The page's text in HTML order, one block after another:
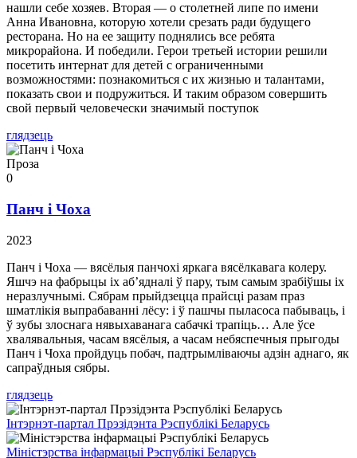
нашли себе хозяев. Вторая — о столетней липе по имени
Анна Ивановна, которую хотели срезать ради будущего
ресторана. Но на ее защиту поднялись все ребята
микрорайона. И победили. Герои третьей истории решили
посетить интернат для детей с ограниченными
возможностями: познакомиться с их жизнью и талантами,
показать свои и подружиться. И таким образом совершить
свой первый человечески значимый поступок
глядзець
Проза
0
Панч і Чоха
2023
Панч і Чоха — вясёлыя панчохі яркага вясёлкавага колеру.
Яшчэ на фабрыцы іх аб’ядналі ў пару, тым самым зрабіўшы іх
неразлучнымі. Сябрам прыйдзецца прайсці разам праз
шматлікія выпрабаванні лёсу: і ў пашчы пыласоса пабываць, і
ў зубы злоснага нявыхаванага сабачкі трапіць… Але ўсе
хвалявальныя, часам вясёлыя, а часам небяспечныя прыгоды
Панч і Чоха пройдуць побач, падтрымліваючы адзін аднаго, як
сапраўдныя сябры.
глядзець
Інтэрнэт-партал Прэзідэнта Рэспублікі Беларусь
Міністэрства інфармацыі Рэспублікі Беларусь